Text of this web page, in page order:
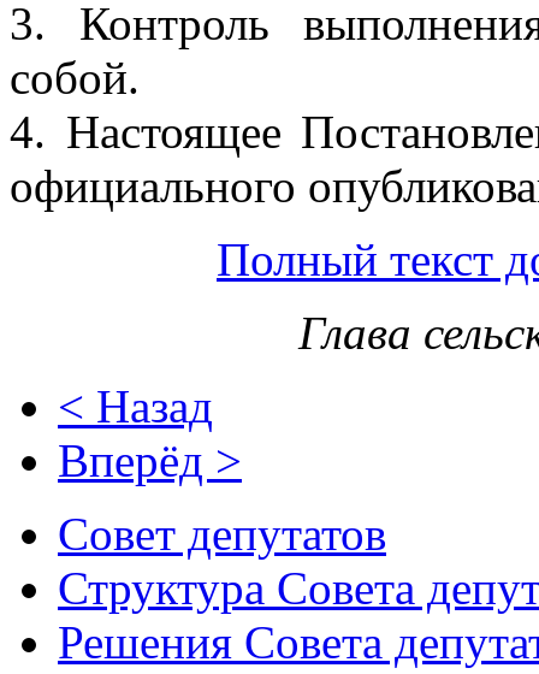
3. Контроль
собой.
4. Настоящее
официального
Полный текст
Глава
< Назад
Вперёд >
Совет депутатов
Структура Совета
Решения Совета